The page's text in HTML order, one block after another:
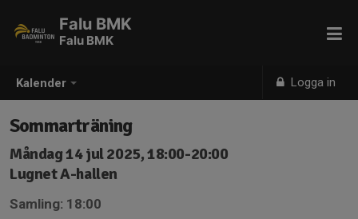
Kalender Logga in
Falu BMK
Falu BMK
Sommarträning
Måndag 14 jul 2025, 18:00-20:00
Lugnet A-hallen
Samling: 18:00